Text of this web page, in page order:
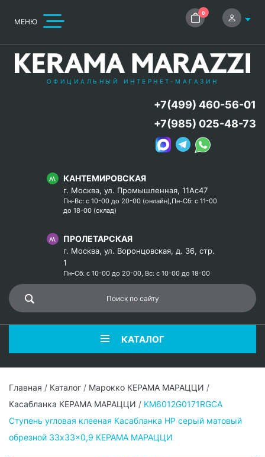
МЕНЮ
0
ОФИЦИАЛЬНЫЙ ИНТЕРНЕТ-МАГАЗИН
КАНТЕМИРОВСКАЯ
г. Москва, ул. Промышленная, 11Ас47
Пн-Вс: с 10-00 до 20-00 (онлайн),Пн-Сб: с 11-00
до 18-00 (склад)
ПРОЛЕТАРСКАЯ
г. Москва, ул. Воронцовская, д. 36, стр.
1
Пн-Сб: с 10-00 до 20-00, Вс: с 10-00 до 18-00
+7(499) 460-56-01
+7(985) 025-48-73
КАТАЛОГ
Главная / Каталог / Марокко КЕРАМА МАРАЦЦИ /
Касабланка КЕРАМА МАРАЦЦИ / KM6012G0171RGCA
Ступень угловая клееная Касабланка HP серый матовый
обрезной 33x33x0,9 КЕРАМА МАРАЦЦИ